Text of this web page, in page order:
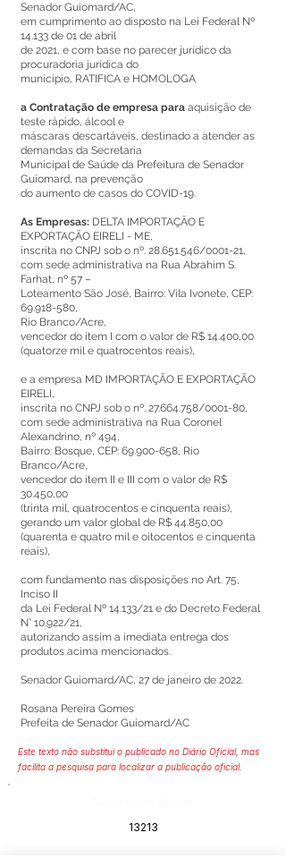
Senador Guiomard/AC,
em cumprimento ao disposto na Lei Federal Nº
14.133 de 01 de abril
de 2021, e com base no parecer jurídico da
procuradoria jurídica do
município, RATIFICA e HOMOLOGA
a Contratação de empresa para aquisição de
teste rápido, álcool e
máscaras descartáveis, destinado a atender as
demandas da Secretaria
Municipal de Saúde da Prefeitura de Senador
Guiomard, na prevenção
do aumento de casos do COVID-19.
As Empresas: DELTA IMPORTAÇÃO E
EXPORTAÇÃO EIRELI - ME,
inscrita no CNPJ sob o nº. 28.651.546/0001-21,
com sede administrativa na Rua Abrahim S.
Farhat, nº 57 –
Loteamento São José, Bairro: Vila Ivonete, CEP:
69.918-580,
Rio Branco/Acre,
vencedor do item I com o valor de R$ 14.400,00
(quatorze mil e quatrocentos reais),
e a empresa MD IMPORTAÇÃO E EXPORTAÇÃO
EIRELI,
inscrita no CNPJ sob o nº. 27.664.758/0001-80,
com sede administrativa na Rua Coronel
Alexandrino, nº 494,
Bairro: Bosque, CEP: 69.900-658, Rio
Branco/Acre,
vencedor do item II e III com o valor de R$
30.450,00
(trinta mil, quatrocentos e cinquenta reais),
gerando um valor global de R$ 44.850,00
(quarenta e quatro mil e oitocentos e cinquenta
reais),
com fundamento nas disposições no Art. 75,
Inciso II
da Lei Federal Nº 14.133/21 e do Decreto Federal
N° 10.922/21,
autorizando assim a imediata entrega dos
produtos acima mencionados.
Senador Guiomard/AC, 27 de janeiro de 2022.
Rosana Pereira Gomes
Prefeita de Senador Guiomard/AC
Este texto não substitui o publicado no Diário Oficial, mas
facilita a pesquisa para localizar a publicação oficial.
13213